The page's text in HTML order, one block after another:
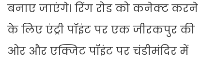
बनाए जाएंगे। रिंग रोड को कनेक्ट करने
के लिए एंट्री पॉइंट पर एक जीरकपुर की
ओर और एक्जिट पॉइंट पर चंडीमंदिर में